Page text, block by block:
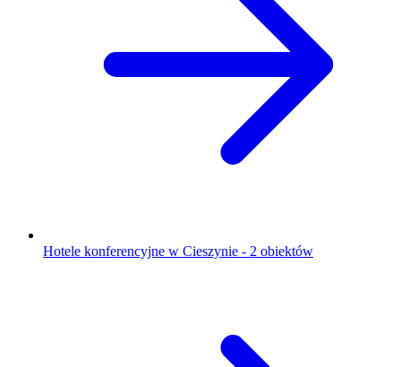
Hotele konferencyjne w Cieszynie - 2 obiektów